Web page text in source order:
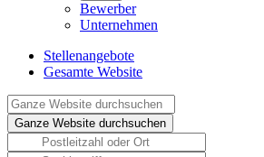
Bewerber
Unternehmen
Stellenangebote
Gesamte Website